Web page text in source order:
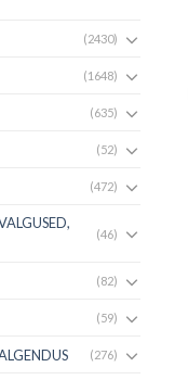
(2430)
(1648)
(635)
(52)
(472)
(46)
(82)
(59)
(276)